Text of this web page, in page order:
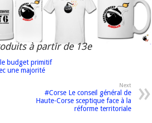
à partir de 13e
budget primitif
une majorité
Next
#Corse Le conseil général de
Haute-Corse sceptique face à la
réforme territoriale